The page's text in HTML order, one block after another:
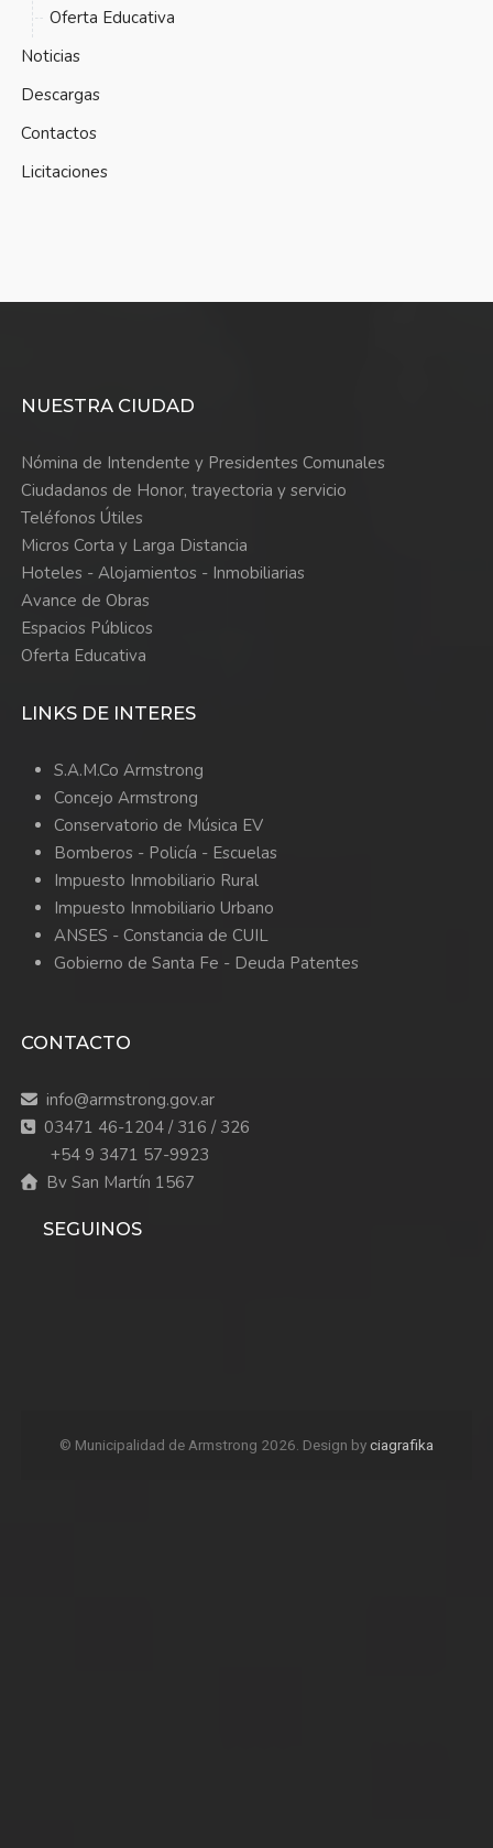
Oferta Educativa
Noticias
Descargas
Contactos
Licitaciones
NUESTRA CIUDAD
Nómina de Intendente y Presidentes Comunales
Ciudadanos de Honor, trayectoria y servicio
Teléfonos Útiles
Micros Corta y Larga Distancia
Hoteles - Alojamientos - Inmobiliarias
Avance de Obras
Espacios Públicos
Oferta Educativa
LINKS DE INTERES
S.A.M.Co Armstrong
Concejo Armstrong
Conservatorio de Música EV
Bomberos - Policía - Escuelas
Impuesto Inmobiliario Rural
Impuesto Inmobiliario Urbano
ANSES - Constancia de CUIL
Gobierno de Santa Fe - Deuda Patentes
CONTACTO
info@armstrong.gov.ar
03471 46-1204 / 316 / 326
+54 9 3471 57-9923
Bv San Martín 1567
SEGUINOS
© Municipalidad de Armstrong 2026. Design byciagrafika